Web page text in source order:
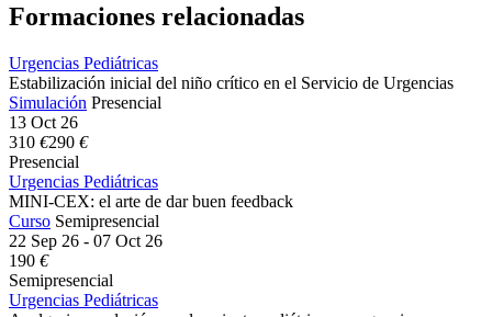
Formaciones relacionadas
Urgencias Pediátricas
Estabilización inicial del niño crítico en el Servicio de Urgencias
Simulación Presencial
13 Oct 26
310 €290 €
Presencial
Urgencias Pediátricas
MINI-CEX: el arte de dar buen feedback
Curso Semipresencial
22 Sep 26 - 07 Oct 26
190 €
Semipresencial
Urgencias Pediátricas